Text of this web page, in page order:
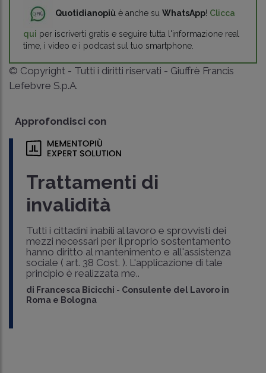
Quotidianopiù è anche su WhatsApp! Clicca
qui per iscriverti gratis e seguire tutta l'informazione real
time, i video e i podcast sul tuo smartphone.
© Copyright - Tutti i diritti riservati - Giuffrè Francis
Lefebvre S.p.A.
Approfondisci con
Trattamenti di
invalidità
Tutti i cittadini inabili al lavoro e sprovvisti dei
mezzi necessari per il proprio sostentamento
hanno diritto al mantenimento e all'assistenza
sociale ( art. 38 Cost. ). L'applicazione di tale
principio è realizzata me..
di Francesca Bicicchi - Consulente del Lavoro in
Roma e Bologna